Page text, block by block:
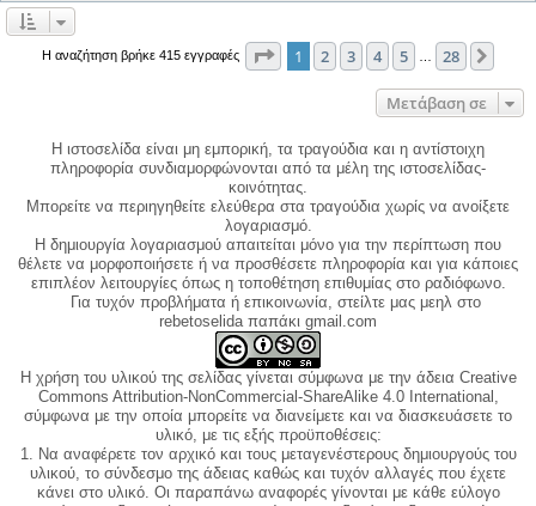
Η αναζήτηση βρήκε 415 εγγραφές Σελίδα από28
1 2 3 4 5 28
Μετάβαση σε
Η ιστοσελίδα είναι μη εμπορική, τα τραγούδια και η αντίστοιχη
πληροφορία συνδιαμορφώνονται από τα μέλη της ιστοσελίδας-
κοινότητας.
Μπορείτε να περιηγηθείτε ελεύθερα στα τραγούδια χωρίς να ανοίξετε
λογαριασμό.
Η δημιουργία λογαριασμού απαιτείται μόνο για την περίπτωση που
θέλετε να μορφοποιήσετε ή να προσθέσετε πληροφορία και για κάποιες
επιπλέον λειτουργίες όπως η τοποθέτηση επιθυμίας στο ραδιόφωνο.
Για τυχόν προβλήματα ή επικοινωνία, στείλτε μας μεηλ στο
rebetoselida παπάκι gmail.com
Η χρήση του υλικού της σελίδας γίνεται σύμφωνα με την άδεια Creative
Commons Attribution-NonCommercial-ShareAlike 4.0 International,
σύμφωνα με την οποία μπορείτε να διανείμετε και να διασκευάσετε το
υλικό, με τις εξής προϋποθέσεις:
1. Να αναφέρετε τον αρχικό και τους μεταγενέστερους δημιουργούς του
υλικού, το σύνδεσμο της άδειας καθώς και τυχόν αλλαγές που έχετε
κάνει στο υλικό. Οι παραπάνω αναφορές γίνονται με κάθε εύλογο